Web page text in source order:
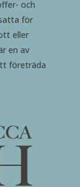
och
för
eller
en av
företräda